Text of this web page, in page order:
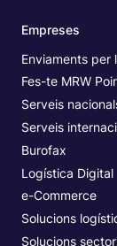
Empreses
Enviaments per
Fes-te MRW
Serveis
Serveis
Burofax
Logística Digital
e-Commerce
Solucions
Solucions